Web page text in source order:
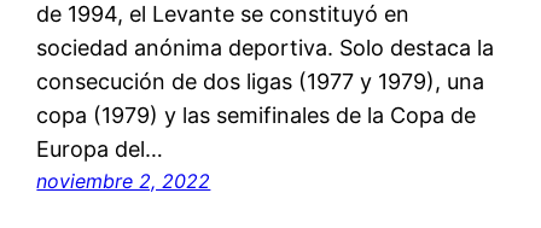
de 1994, el Levante se constituyó en
sociedad anónima deportiva. Solo destaca la
consecución de dos ligas (1977 y 1979), una
copa (1979) y las semifinales de la Copa de
Europa del…
noviembre 2, 2022